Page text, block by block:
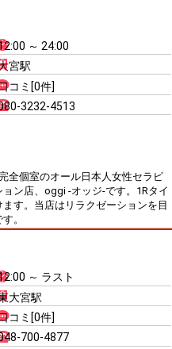
～ 24:00
宮駅
コミ[0件]
3232-4513
全個室のオール日本人女性セラピ
ン店、oggi -オッジ-です。1Rタイ
す。当店はリラクゼーションを目
。
～ ラスト
大宮駅
コミ[0件]
700-4877